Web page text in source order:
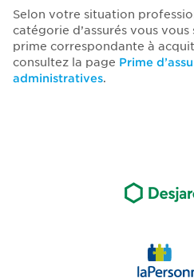
Selon votre situation
catégorie d’assurés vous
prime correspondante à
consultez la page Prime
administratives.